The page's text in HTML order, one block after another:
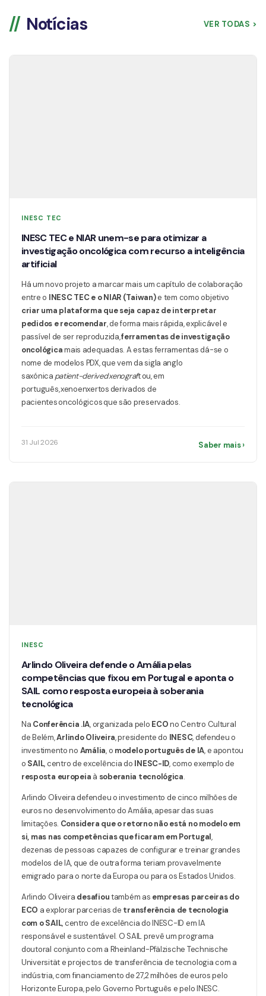
Notícias VER TODAS >
INESC TEC
INESC TEC e NIAR unem-se para otimizar a
investigação oncológica com recurso a inteligência
artificial
Há um novo projeto a marcar mais um capítulo de colaboração
entre o INESC TEC e o NIAR (Taiwan)e tem como objetivo
criar uma plataforma que seja capaz de interpretar
pedidos e recomendar, de forma mais rápida, explicável e
passível de ser reproduzida,ferramentas de investigação
oncológicamais adequadas. A estas ferramentas dá-se o
nome de modelos PDX, que vem da sigla anglo
saxónica patient-derived xenograft ou, em
português, xenoenxertos derivados de
pacientes oncológicos que são preservados.
31 Jul 2026 Saber mais ›
INESC
Arlindo Oliveira defende o Amália pelas
competências que fixou em Portugal e aponta o
SAIL como resposta europeia à soberania
tecnológica
Na Conferência .IA, organizada pelo ECOno Centro Cultural
de Belém,Arlindo Oliveira, presidente do INESC, defendeu o
investimento no Amália, o modelo português de IA, e apontou
o SAIL, centro de excelência do INESC-ID, como exemplo de
resposta europeia à soberania tecnológica.
Arlindo Oliveira defendeu o investimento de cinco milhões de
euros no desenvolvimento do Amália, apesar das suas
limitações. Considera que o retorno não está no modelo em
si, mas nas competências que ficaram em Portugal,
dezenas de pessoas capazes de configurar e treinar grandes
modelos de IA, que de outra forma teriam provavelmente
emigrado para o norte da Europa ou para os Estados Unidos.
Arlindo Oliveira desafioutambém as empresas parceiras do
ECO a explorar parcerias de transferência de tecnologia
com o SAIL, centro de excelência do INESC-ID em IA
responsável e sustentável. O SAIL prevê um programa
doutoral conjunto com a Rheinland-Pfälzische Technische
Universität e projectos de transferência de tecnologia com a
indústria, com financiamento de 27,2 milhões de euros pelo
Horizonte Europa, pelo Governo Português e pelo INESC.